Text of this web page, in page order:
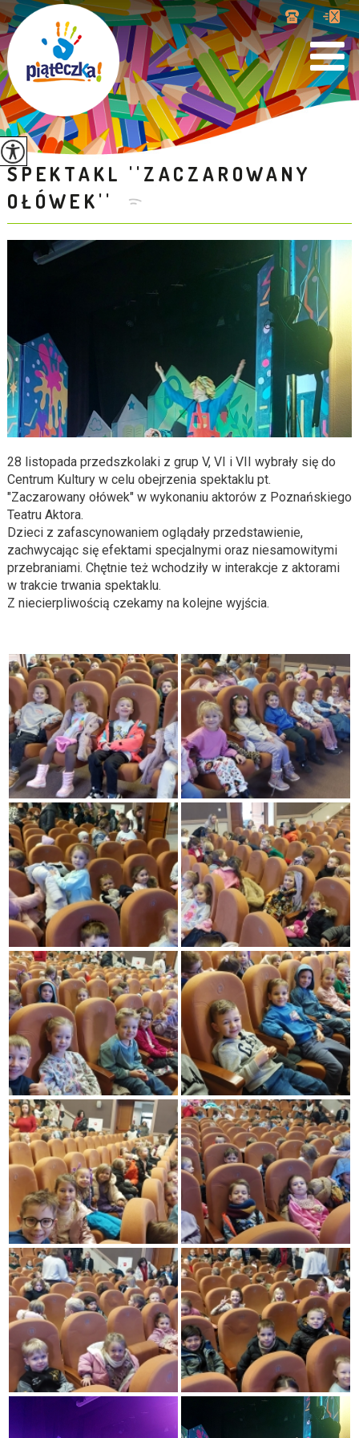
SPEKTAKL ''ZACZAROWANY
OŁÓWEK''
28 listopada przedszkolaki z grup V, VI i VII wybrały się do
Centrum Kultury w celu obejrzenia spektaklu pt.
"Zaczarowany ołówek" w wykonaniu aktorów z Poznańskiego
Teatru Aktora.
Dzieci z zafascynowaniem oglądały przedstawienie,
zachwycając się efektami specjalnymi oraz niesamowitymi
przebraniami. Chętnie też wchodziły w interakcje z aktorami
w trakcie trwania spektaklu.
Z niecierpliwością czekamy na kolejne wyjścia.